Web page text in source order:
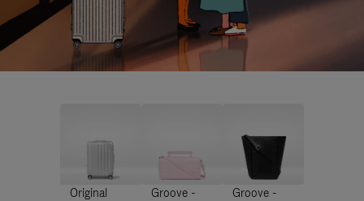
Original
Groove -
Groove -